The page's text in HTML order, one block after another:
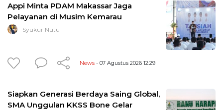
Appi Minta PDAM Makassar Jaga
Pelayanan di Musim Kemarau
Syukur Nutu
News - 07 Agustus 2026 12:29
Siapkan Generasi Berdaya Saing Global,
SMA Unggulan KKSS Bone Gelar